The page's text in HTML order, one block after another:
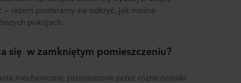
razem postaramy się odkryć, jak można
pokojach.
się w zamkniętym pomieszczeniu?
mechaniczne, przenoszone przez różne nośniki